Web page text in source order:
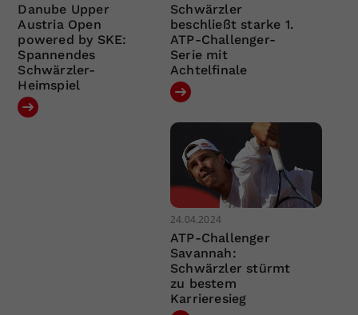
Danube Upper
Austria Open
powered by SKE:
Spannendes
Schwärzler-
Heimspiel
Schwärzler
beschließt starke 1.
ATP-Challenger-
Serie mit
Achtelfinale
24.04.2024
ATP-Challenger
Savannah:
Schwärzler stürmt
zu bestem
Karrieresieg